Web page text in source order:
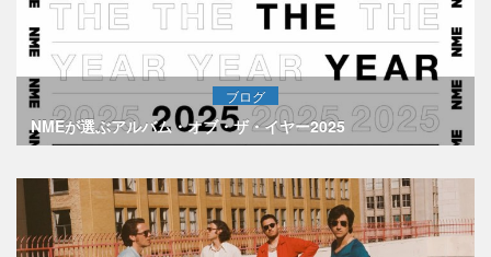
ブログ
NMEが選ぶアルバム・オブ・ザ・イヤー2025